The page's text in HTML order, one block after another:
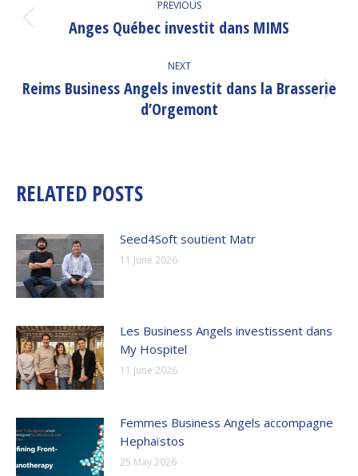
NAVIGATION
PREVIOUS
Previous
Anges Québec investit dans MIMS
NEXT
Next
post:
Reims Business Angels investit dans la Brasserie
d’Orgemont
RELATED POSTS
Seed4Soft soutient Matr
11 June 2026
Les Business Angels investissent dans
My Hospitel
11 June 2026
Femmes Business Angels accompagne
Hephaïstos
25 May 2026